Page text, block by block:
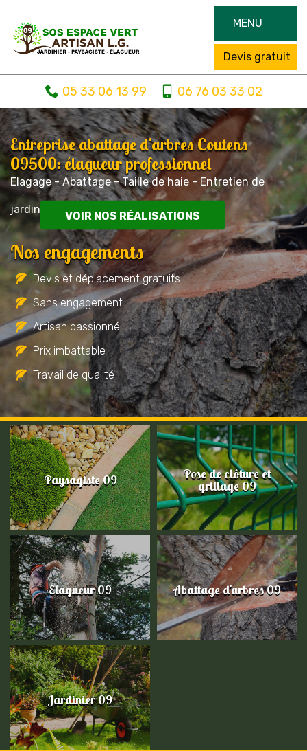
MENU
Devis gratuit
05 33 06 13 99 06 76 03 33 02
Entreprise abattage d'arbres Coutens
09500: élagueur professionnel
Elagage - Abattage - Taille de haie - Entretien de
jardin
VOIR NOS RÉALISATIONS
Nos engagements
Devis et déplacement gratuits
Sans engagement
Artisan passionné
Prix imbattable
Travail de qualité
Paysagiste 09 Pose de clôture et
grillage 09
Elagueur 09 Abattage d'arbres 09
Jardinier 09